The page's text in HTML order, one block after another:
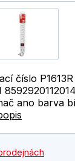
číslo
ano barva